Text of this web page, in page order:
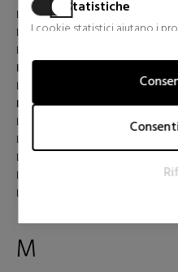
Statistiche
I cookie statistici aiutano i
trasmettendo informazioni
I cookie per il marketing
pertinenti e coinvolgenti per
di maggior valore per gli
LIQUIDES IMAGINAIRES
LISTERINE
LIU JO
LOEWE
LOLA CASADEMUNT
LOLITA LEMPICKA
LOREAL PROFESSIONNEL
LORENZO PAZZAGLIA
LORENZO VILLORESI
LOVE MOSCHINO
LUANVI
M